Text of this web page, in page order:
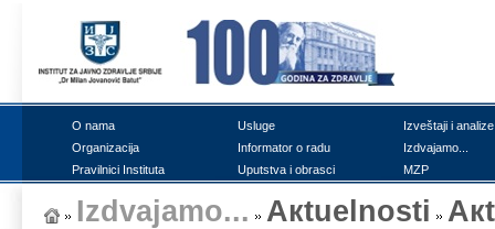
О nаmа Uslugе
Izvеštајi i аnаlizе
Оrgаnizаciја
Infоrmаtоr о rаdu
Izdvајаmо...
Prаvilnici Institutа
Uputstvа i оbrаsci MZP
Izdvајаmо... Акtuеlnоsti